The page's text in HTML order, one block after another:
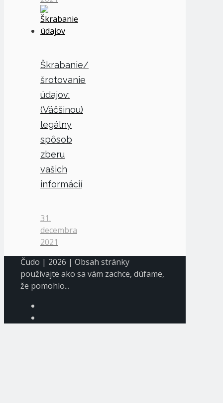
Škrabanie/
šrotovanie
údajov:
(Väčšinou)
legálny
spôsob
zberu
vašich
informácií
31.
decembra
2021
Čudo | 2026 | Obsah stránky
používajte ako sa vám zachce, dúfame,
že pomohlo...